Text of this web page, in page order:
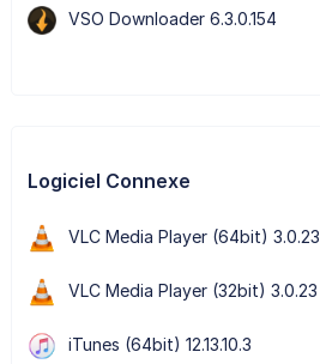
VSO Downloader 6.3.0.154
Logiciel Connexe
VLC Media Player (64bit) 3.0.23
VLC Media Player (32bit) 3.0.23
iTunes (64bit) 12.13.10.3